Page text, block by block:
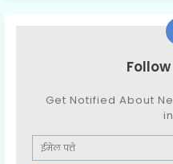
Get Notified About